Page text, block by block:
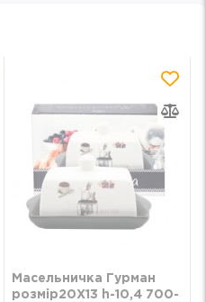
Масельничка Гурман
розмір20Х13 h-10,4 700-